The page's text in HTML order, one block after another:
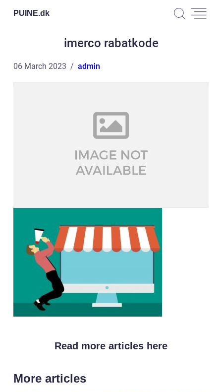
PUINE.dk
imerco rabatkode
06 March 2023 admin
Read more articles here
More articles